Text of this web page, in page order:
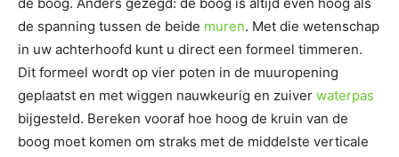
de boog. Anders gezegd: de boog is altijd even hoog als
de spanning tussen de beide muren. Met die wetenschap
in uw achterhoofd kunt u direct een formeel timmeren.
Dit formeel wordt op vier poten in de muuropening
geplaatst en met wiggen nauwkeurig en zuiver waterpas
bijgesteld. Bereken vooraf hoe hoog de kruin van de
boog moet komen om straks met de middelste verticale